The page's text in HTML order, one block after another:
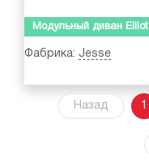
Модульный диван Elliot
Фабрика: Jesse
Назад 1